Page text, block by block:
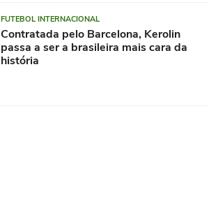
FUTEBOL INTERNACIONAL
Contratada pelo Barcelona, Kerolin
passa a ser a brasileira mais cara da
história